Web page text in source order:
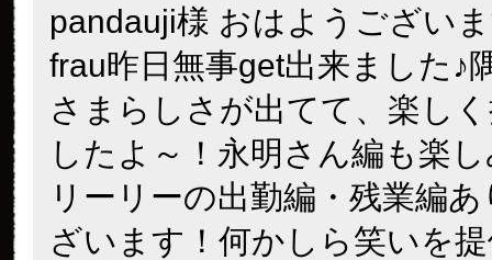
pandauji様 おはようござい
frau昨日無事get出来ました♪
さまらしさが出てて、楽し
したよ～！永明さん編も楽
リーリーの出勤編・残業編
ざいます！何かしら笑いを